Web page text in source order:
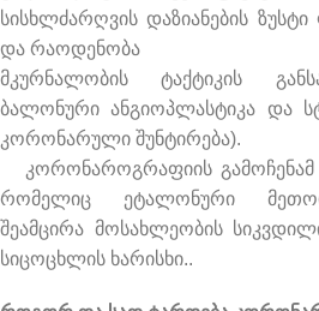
სისხლძარღვის დაზიანების
და რაოდენობა
მკურნალობის ტაქტიკის
ბალონური ანგიოპლასტიკა და
კორონარული შუნტირება).
კორონაროგრაფიის გამოჩენამ
რომელიც ეტალონური
შეამცირა მოსახლეობის
სიცოცხლის ხარისხი..